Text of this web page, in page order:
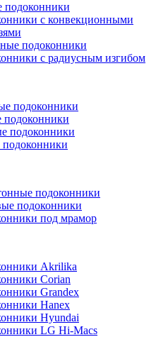
подоконники
с конвекционными
подоконники
с радиусным изгибом
подоконники
подоконники
подоконники
подоконники
подоконники
подоконники
под мрамор
Akrilika
Corian
Grandex
Hanex
Hyundai
LG Hi-Macs